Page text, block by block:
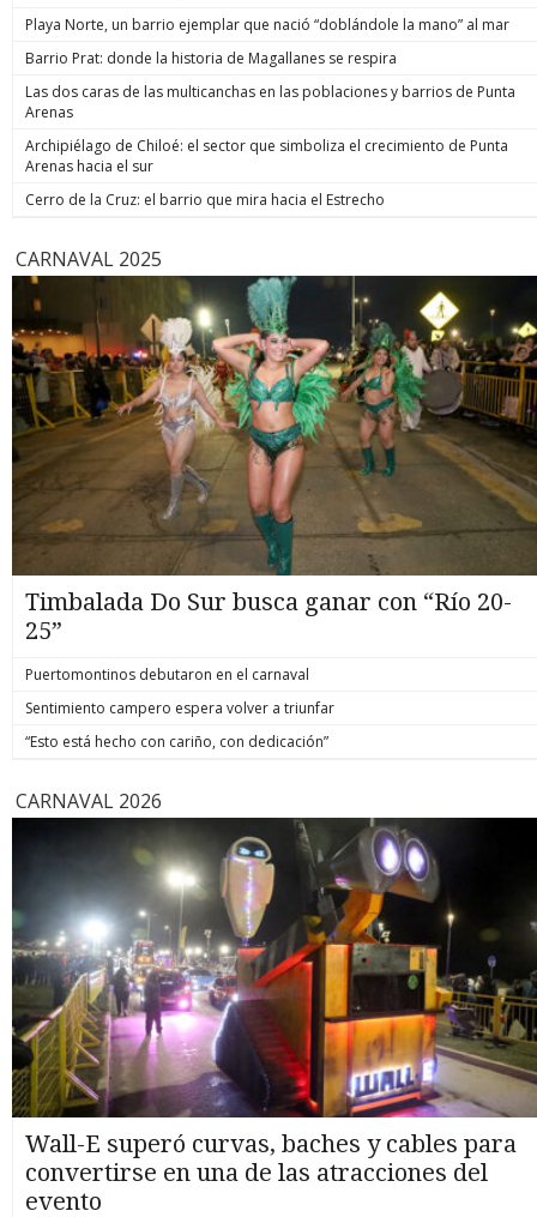
Playa Norte, un barrio ejemplar que nació “doblándole la mano” al mar
Barrio Prat: donde la historia de Magallanes se respira
Las dos caras de las multicanchas en las poblaciones y barrios de Punta
Arenas
Archipiélago de Chiloé: el sector que simboliza el crecimiento de Punta
Arenas hacia el sur
Cerro de la Cruz: el barrio que mira hacia el Estrecho
CARNAVAL 2025
Timbalada Do Sur busca ganar con “Río 20-
25”
Puertomontinos debutaron en el carnaval
Sentimiento campero espera volver a triunfar
“Esto está hecho con cariño, con dedicación”
CARNAVAL 2026
Wall-E superó curvas, baches y cables para
convertirse en una de las atracciones del
evento